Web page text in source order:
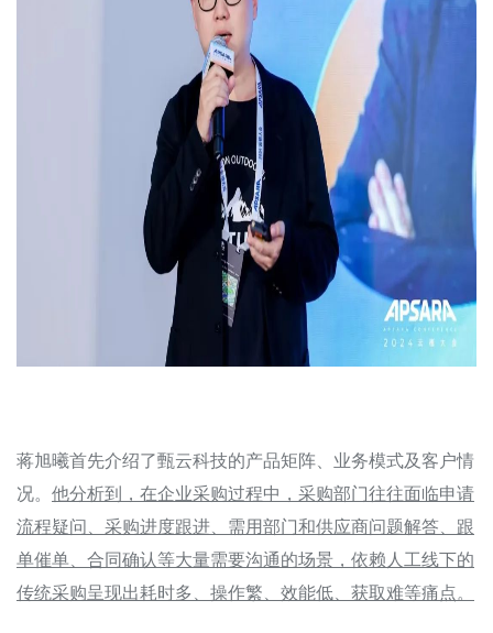
蒋旭曦首先介绍了甄云科技的产品矩阵、业务模式及客户情
况。 他分析到，在企业采购过程中，采购部门往往面临申请
流程疑问、采购进度跟进、需用部门和供应商问题解答、跟
单催单、合同确认等大量需要沟通的场景，依赖人工线下的
传统采购呈现出耗时多、操作繁、效能低、获取难等痛点。